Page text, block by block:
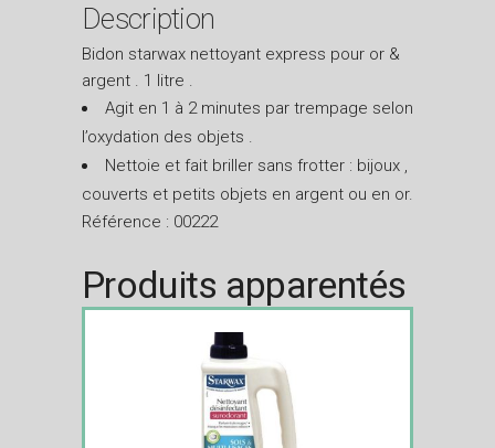
Description
Bidon starwax nettoyant express pour or &
argent . 1 litre .
Agit en 1 à 2 minutes par trempage selon
l’oxydation des objets .
Nettoie et fait briller sans frotter : bijoux ,
couverts et petits objets en argent ou en or.
Référence : 00222
Produits apparentés